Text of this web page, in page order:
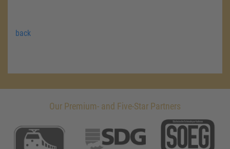
back
Our Premium- and Five-Star Partners